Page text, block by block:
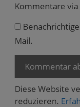
Kommentare via
Mail.
Diese Website
reduzieren.